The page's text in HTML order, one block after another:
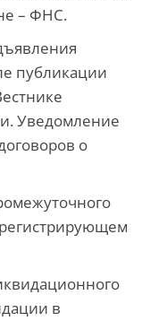
– ФНС.
публикации
Уведомление
о
в